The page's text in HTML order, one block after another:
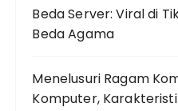
Beda Server: Viral di
Beda Agama
Menelusuri Ragam
Komputer,